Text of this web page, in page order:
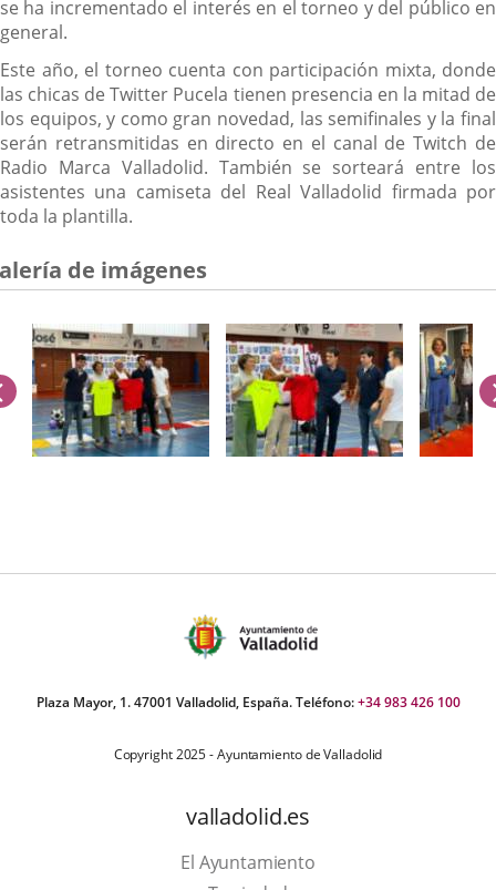
se ha incrementado el interés en el torneo y del público en
general.
Este año, el torneo cuenta con participación mixta, donde
las chicas de Twitter Pucela tienen presencia en la mitad de
los equipos, y como gran novedad, las semifinales y la final
serán retransmitidas en directo en el canal de Twitch de
Radio Marca Valladolid. También se sorteará entre los
asistentes una camiseta del Real Valladolid firmada por
toda la plantilla.
de imágenes
anterior
Plaza Mayor, 1. 47001 Valladolid, España. Teléfono:+34 983 426 100
Copyright 2025 - Ayuntamiento de Valladolid
valladolid.es
El Ayuntamiento